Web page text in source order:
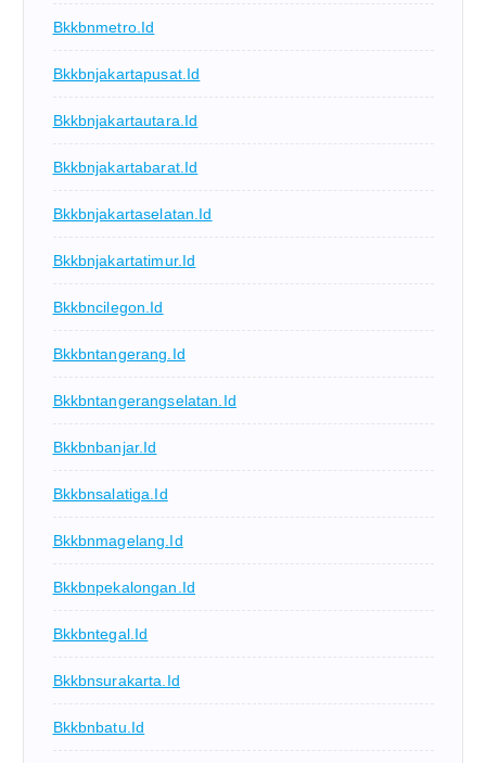
Bkkbnmetro.id
Bkkbnjakartapusat.id
Bkkbnjakartautara.id
Bkkbnjakartabarat.id
Bkkbnjakartaselatan.id
Bkkbnjakartatimur.id
Bkkbncilegon.id
Bkkbntangerang.id
Bkkbntangerangselatan.id
Bkkbnbanjar.id
Bkkbnsalatiga.id
Bkkbnmagelang.id
Bkkbnpekalongan.id
Bkkbntegal.id
Bkkbnsurakarta.id
Bkkbnbatu.id